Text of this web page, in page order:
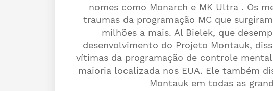
nomes como Monarch e MK Ultra . Os
traumas da programação MC que
milhões a mais. Al Bielek, que
desenvolvimento do Projeto Montauk,
vítimas da programação de controle
maioria localizada nos EUA. Ele também
Montauk em todas as